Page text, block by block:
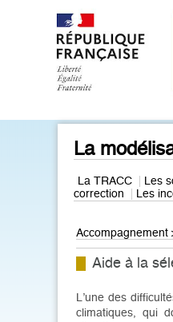
La
La TRACC Les
correction
Les
Accompagnement
Aide à la
L’une des
climatiques, qui